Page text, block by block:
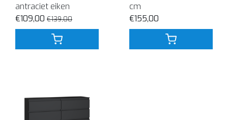
antraciet eiken
€109,00 €139,00
cm
€155,00